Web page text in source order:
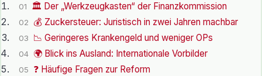
01 🏛 Der „Werkzeugkasten“ der Finanzkommission
02 💰 Zuckersteuer: Juristisch in zwei Jahren machbar
03 📉 Geringeres Krankengeld und weniger OPs
04 🌍 Blick ins Ausland: Internationale Vorbilder
05 ❓ Häufige Fragen zur Reform